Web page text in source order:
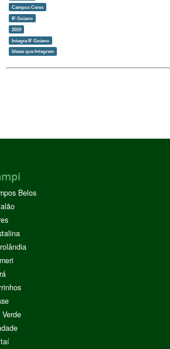
Campus Ceres
IF Goiano
2019
Integra IF Goiano
Ideias que Integram
Belos